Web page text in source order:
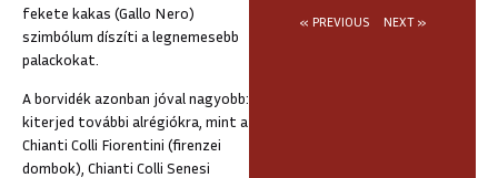
fekete kakas (Gallo Nero)
szimbólum díszíti a legnemesebb
palackokat.
A borvidék azonban jóval nagyobb:
kiterjed további alrégiókra, mint a
Chianti Colli Fiorentini (firenzei
dombok), Chianti Colli Senesi
« PREVIOUS NEXT »